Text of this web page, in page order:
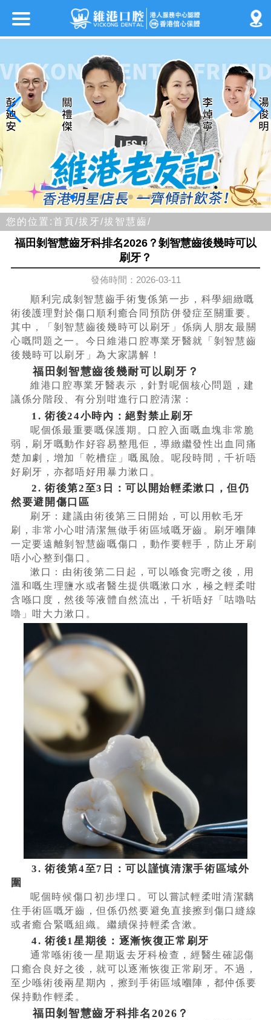
您的位置:首頁/拔牙/拔智慧齒/
福田剝智慧齒牙科排名2026？剝智慧齒後幾時可以
刷牙？
發佈時間：2026-03-11
順利完成剝智慧齒手術隻係第一步，科學細緻嘅
術後護理對於傷口順利癒合同預防併發症至關重要。
其中，「剝智慧齒後幾時可以刷牙」係病人朋友最關
心嘅問題之一。今日維港口腔專業牙醫就「剝智慧齒
後幾時可以刷牙」為大家講解！
福田剝智慧齒後幾耐可以刷牙？
維港口腔專業牙醫表示，針對呢個核心問題，建
議係分階段、有分別咁進行口腔清潔：
1. 術後24小時內：絕對禁止刷牙
呢個係最重要嘅保護期。口腔入面嘅血塊非常脆
弱，刷牙嘅動作好容易整甩佢，導緻繼發性出血同痛
楚加劇，增加「乾槽症」嘅風險。呢段時間，千祈唔
好刷牙，亦都唔好用暴力漱口。
2. 術後第2至3日：可以開始輕柔漱口，但仍
然要避開傷口區
刷牙：建議由術後第三日開始，可以用軟毛牙
刷，非常小心咁清潔無做手術區域嘅牙齒。刷牙嗰陣
一定要遠離剝智慧齒嘅傷口，動作要輕手，防止牙刷
唔小心整到傷口。
漱口：由術後第二日起，可以喺食完嘢之後，用
溫和嘅生理鹽水或者醫生提供嘅漱口水，極之輕柔咁
含喺口度，然後等液體自然流出，千祈唔好「咕嚕咕
嚕」咁大力漱口。
3. 術後第4至7日：可以謹慎清潔手術區域外
圍
呢個時候傷口初步埋口。可以嘗試輕柔咁清潔黐
住手術區嘅牙齒，但係仍然要避免直接擦到傷口縫線
或者癒合緊嘅組織。繼續保持輕柔含漱。
4. 術後1星期後：逐漸恢復正常刷牙
通常喺術後一星期返去牙科檢查，經醫生確認傷
口癒合良好之後，就可以逐漸恢復正常刷牙。不過，
至少喺術後兩星期內，擦到手術區域嗰陣，都仲係要
保持動作輕柔。
福田剝智慧齒牙科排名2026？